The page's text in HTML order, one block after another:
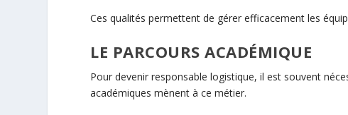
Ces qualités permettent de gérer efficacement les
LE PARCOURS ACADÉMIQUE
Pour devenir responsable logistique, il est souvent
académiques mènent à ce métier.